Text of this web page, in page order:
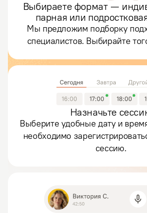
Выбираете формат —
парная или
Мы предложим подборку
специалистов. Выбирайте
Назначьте
Выберите удобные дату и
необходимо
сессию.